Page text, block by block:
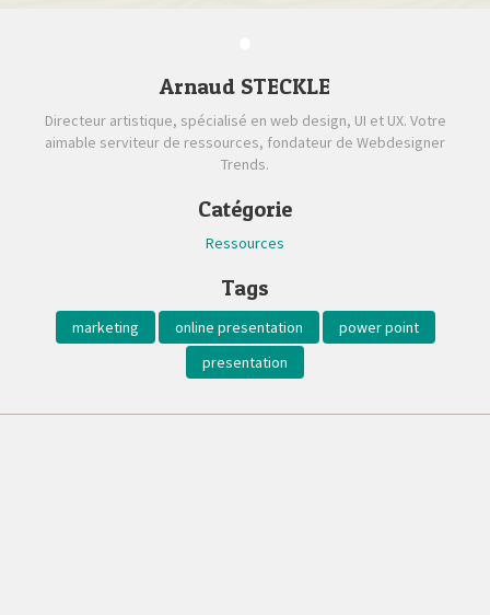
Arnaud STECKLE
Directeur artistique, spécialisé en web design, UI et UX. Votre
aimable serviteur de ressources, fondateur de Webdesigner
Trends.
Catégorie
Ressources
Tags
marketing online presentation
power point
presentation